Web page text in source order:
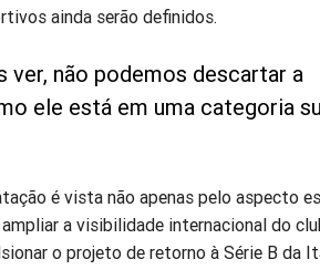
ainda serão definidos.
ver, não podemos descartar a
ele está em uma categoria
é vista não apenas pelo aspecto
a visibilidade internacional do
o projeto de retorno à Série B da